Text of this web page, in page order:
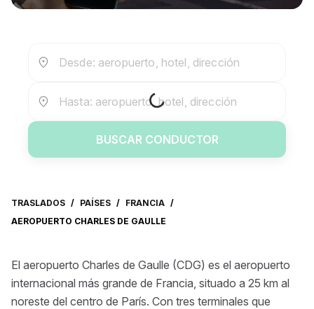
Desde: aeropuerto, hotel, dirección
Hasta: aeropuerto, hotel, dirección
BUSCAR CONDUCTOR
TRASLADOS / PAÍSES / FRANCIA /
AEROPUERTO CHARLES DE GAULLE
El aeropuerto Charles de Gaulle (CDG) es el aeropuerto
internacional más grande de Francia, situado a 25 km al
noreste del centro de París. Con tres terminales que